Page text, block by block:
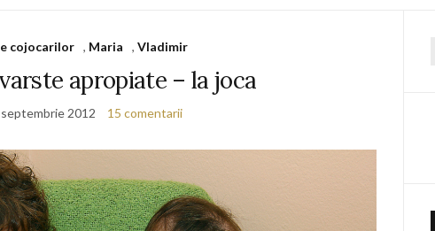
cojocarilor , Maria ,Vladimir
apropiate – la joca
2012 15 comentarii